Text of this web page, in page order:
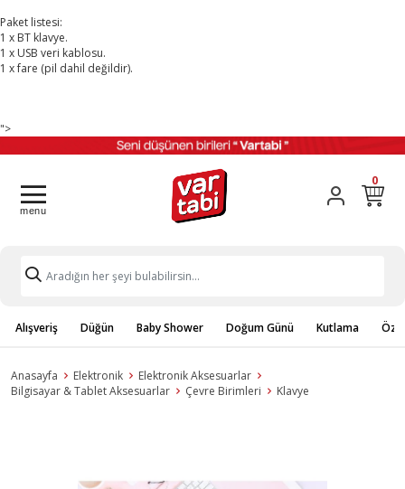
Paket listesi:
1 x BT klavye.
1 x USB veri kablosu.
1 x fare (pil dahil değildir).
">
0
Alışveriş Düğün Baby Shower Doğum Günü Kutlama
Anasayfa Elektronik
Elektronik Aksesuarlar
Bilgisayar & Tablet Aksesuarlar
Çevre Birimleri Klavye